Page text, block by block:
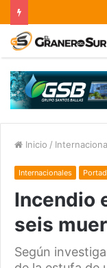
Inicio /
Internacionales
Incendio
seis
Según